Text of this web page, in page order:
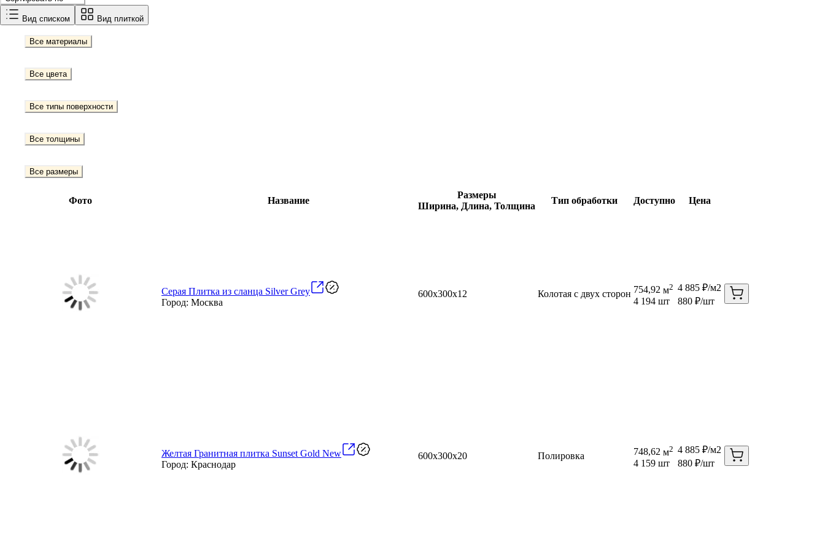
Вид списком Вид плиткой
Все материалы
Все цвета
Все типы поверхности
Все толщины
Все размеры
Фото Название
Размеры
Ширина, Длина, Толщина
Тип обработки Доступно Цена
Серая Плитка из сланца Silver Grey
Город: Москва
600x300x12 Колотая с двух сторон 754,92 м2
4 194 шт
4 885 ₽/м2
880 ₽/шт
Желтая Гранитная плитка Sunset Gold New
Город: Краснодар
600x300x20 Полировка 748,62 м2
4 159 шт
4 885 ₽/м2
880 ₽/шт